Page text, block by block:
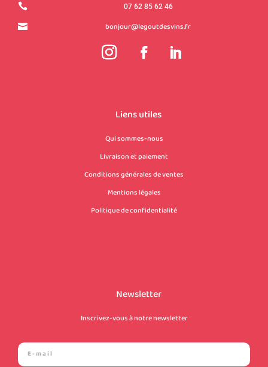
 07 62 85 62 46
 bonjour@legoutdesvins.fr
Liens utiles
Qui sommes-nous
Livraison et paiement
Conditions générales de ventes
Mentions légales
Politique de confidentialité
Newsletter
Inscrivez-vous à notre newsletter